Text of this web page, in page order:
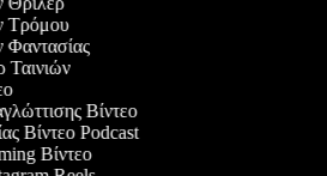
Τρόμου
Φαντασίας
Ταινιών
Βίντεο
Βίντεο Podcast
Βίντεο